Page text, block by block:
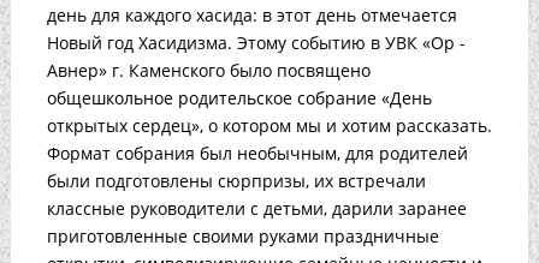
день для каждого хасида: в этот день отмечается
Новый год Хасидизма. Этому событию в УВК «Ор -
Авнер» г. Каменского было посвящено
общешкольное родительское собрание «День
открытых сердец», о котором мы и хотим рассказать.
Формат собрания был необычным, для родителей
были подготовлены сюрпризы, их встречали
классные руководители с детьми, дарили заранее
приготовленные своими руками праздничные